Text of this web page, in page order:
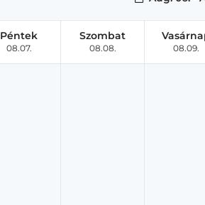
Péntek
08.07.
Szombat
08.08. 08.09.